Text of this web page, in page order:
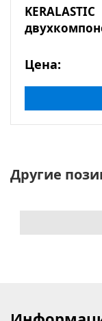
Цена:
Другие